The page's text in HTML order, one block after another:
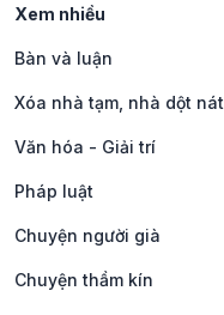
Xem nhiều
Bàn và luận
Xóa nhà tạm, nhà dột nát
Văn hóa - Giải trí
Pháp luật
Chuyện người già
Chuyện thầm kín